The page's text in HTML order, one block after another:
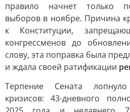
правило начнет только
выборов в ноябре. Причина
к Конституции,
конгрессменов до
слову, эта поправка была
и ждала своей ратификации
Терпение Сената
кризисов: 43-дневного